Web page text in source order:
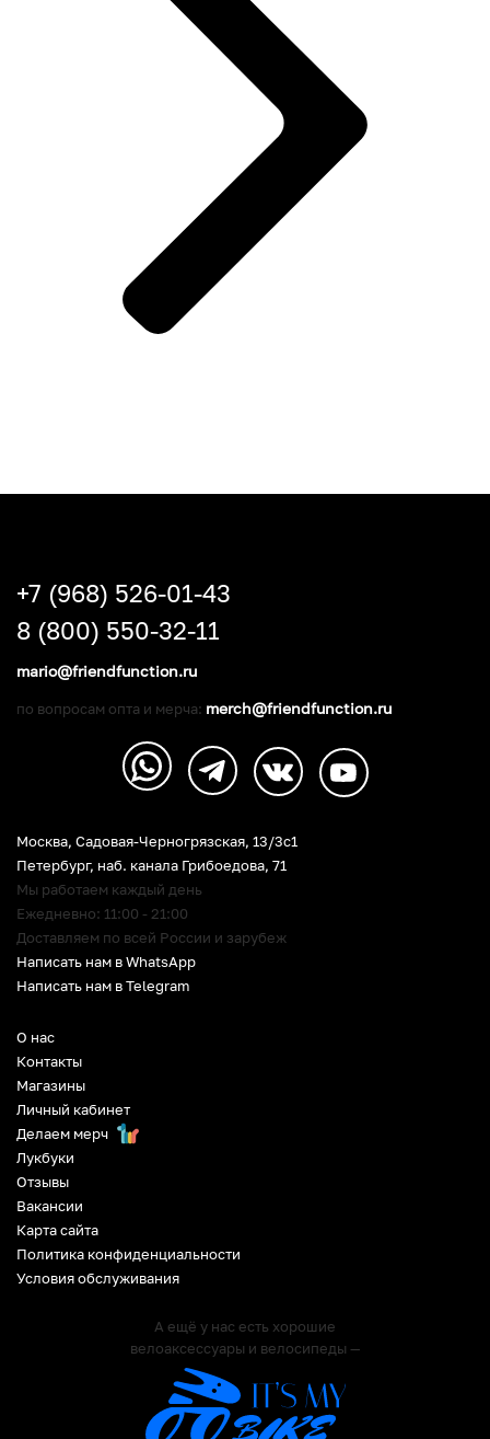
О нас
Контакты
Магазины
Личный кабинет
Делаем мерч
Лукбуки
Отзывы
Вакансии
Карта сайта
Политика конфиденциальности
Условия обслуживания
А ещё у нас есть хорошие
велоаксессуары и велосипеды —
Москва, Садовая-Черногрязская, 13/3c1
Петербург, наб. канала Грибоедова, 71
Мы работаем каждый день
Ежедневно: 11:00 - 21:00
Доставляем по всей России и зарубеж
Написать нам в WhatsApp
Написать нам в Telegram
+7 (968) 526-01-43
8 (800) 550-32-11
mario@friendfunction.ru
по вопросам опта и мерча: merch@friendfunction.ru